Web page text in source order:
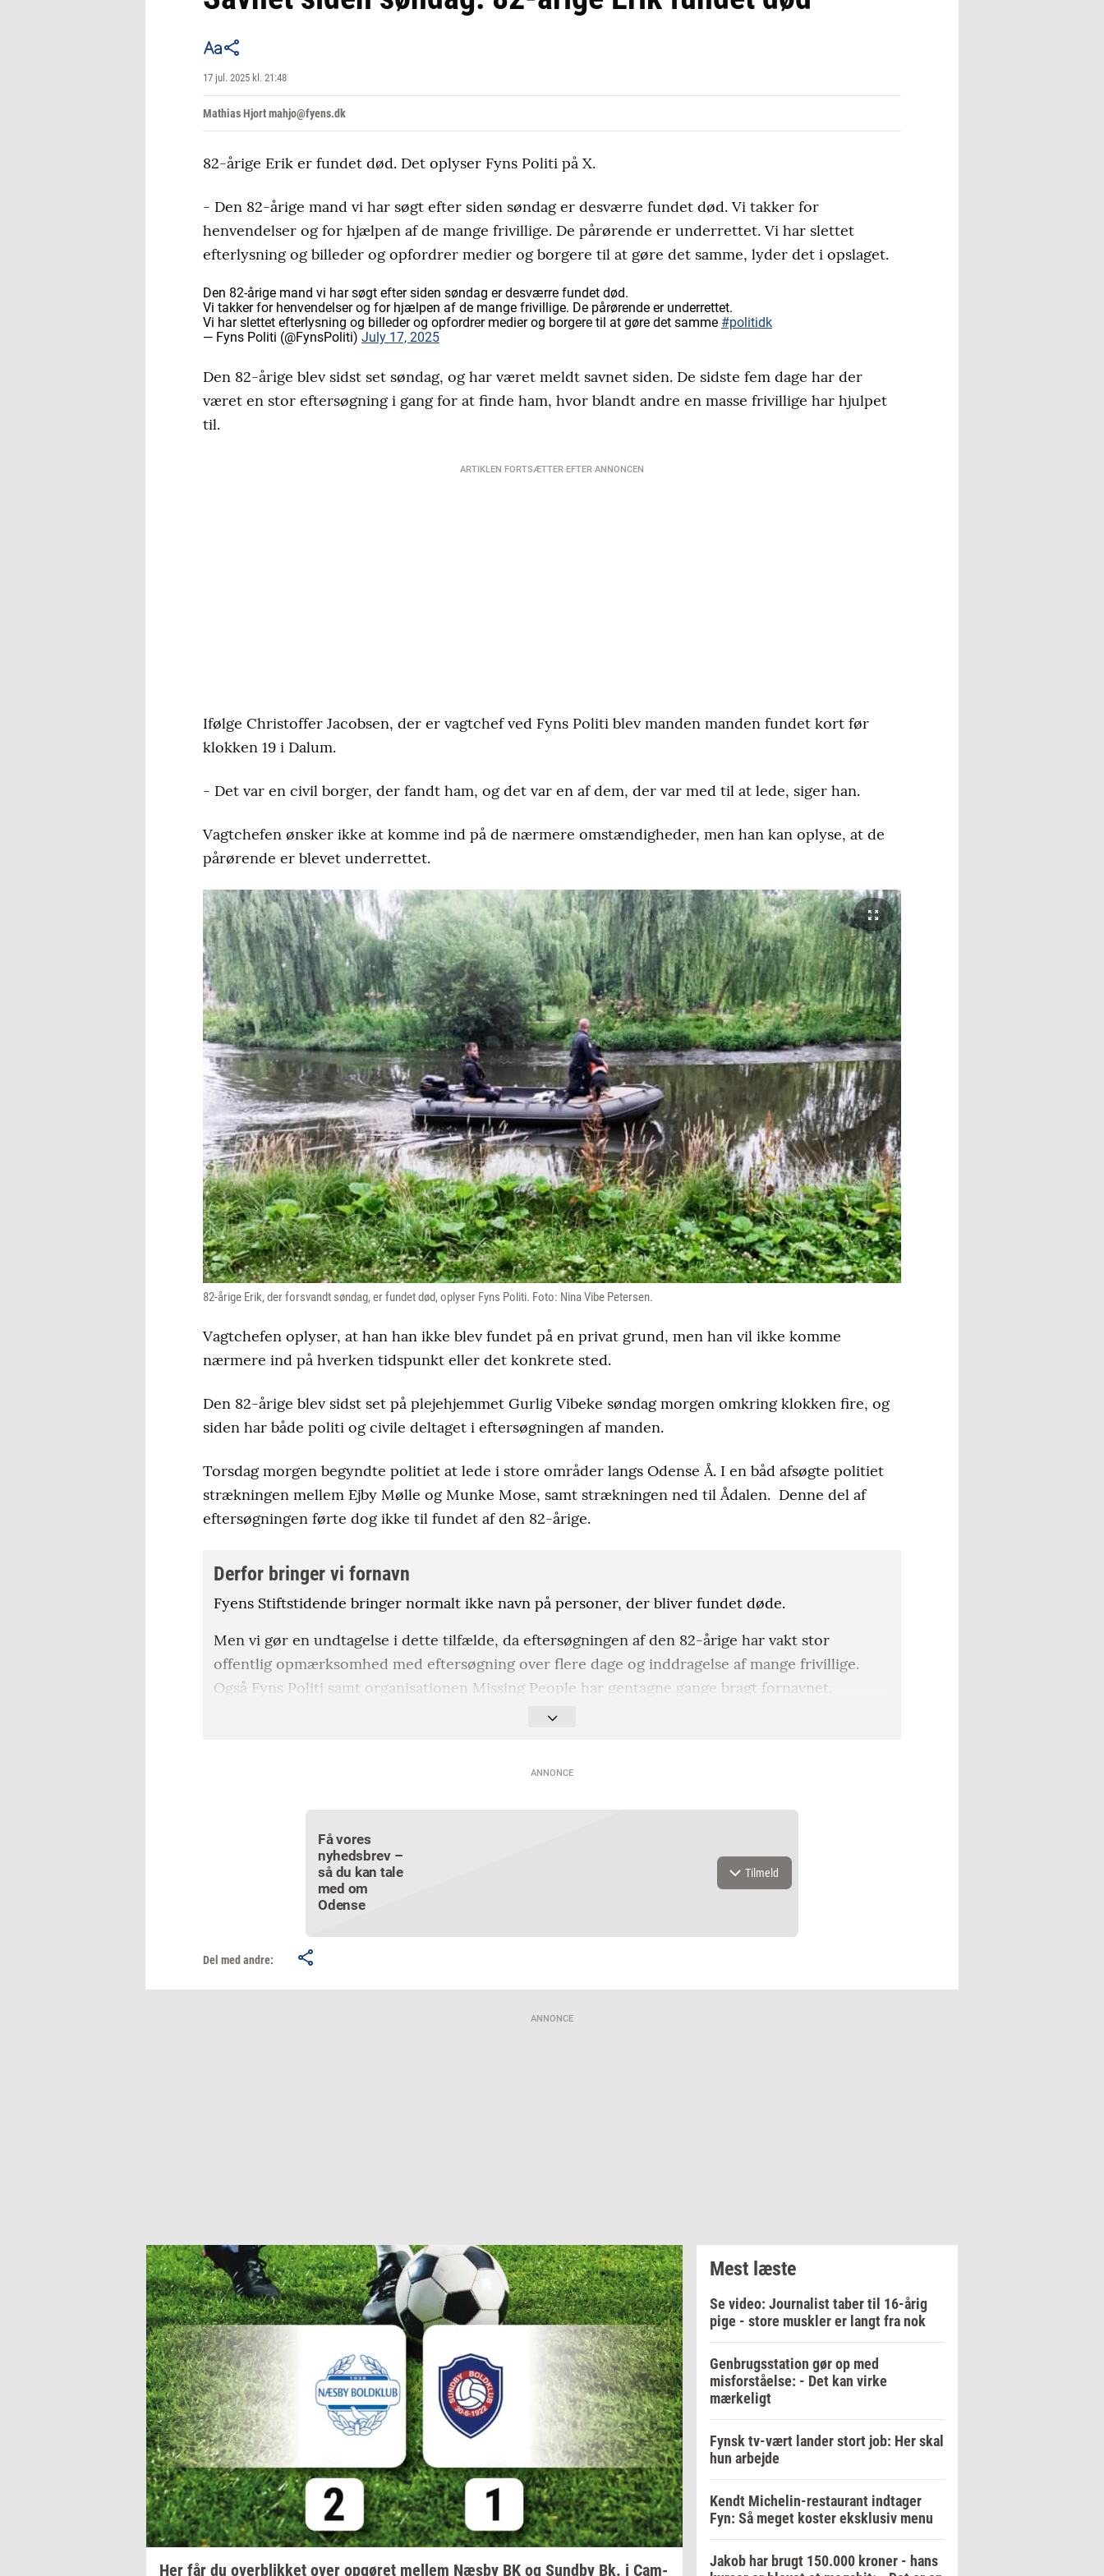
17 jul. 2025 kl. 21:48
Mathias Hjort mahjo@fyens.dk
82-årige Erik er fundet død. Det oplyser Fyns Politi på X.
- Den 82-årige mand vi har søgt efter siden søndag er desværre fundet død. Vi takker for
henvendelser og for hjælpen af de mange frivillige. De pårørende er underrettet. Vi har slettet
efterlysning og billeder og opfordrer medier og borgere til at gøre det samme, lyder det i opslaget.
Den 82-årige mand vi har søgt efter siden søndag er desværre fundet død.
Vi takker for henvendelser og for hjælpen af de mange frivillige. De pårørende er underrettet.
Vi har slettet efterlysning og billeder og opfordrer medier og borgere til at gøre det samme #politidk
— Fyns Politi (@FynsPoliti) July 17, 2025
Den 82-årige blev sidst set søndag, og har været meldt savnet siden. De sidste fem dage har der
været en stor eftersøgning i gang for at finde ham, hvor blandt andre en masse frivillige har hjulpet
til.
ARTIKLEN FORTSÆTTER EFTER ANNONCEN
Ifølge Christoffer Jacobsen, der er vagtchef ved Fyns Politi blev manden manden fundet kort før
klokken 19 i Dalum.
- Det var en civil borger, der fandt ham, og det var en af dem, der var med til at lede, siger han.
Vagtchefen ønsker ikke at komme ind på de nærmere omstændigheder, men han kan oplyse, at de
pårørende er blevet underrettet.
82-årige Erik, der forsvandt søndag, er fundet død, oplyser Fyns Politi. Foto: Nina Vibe Petersen.
Vagtchefen oplyser, at han han ikke blev fundet på en privat grund, men han vil ikke komme
nærmere ind på hverken tidspunkt eller det konkrete sted.
Den 82-årige blev sidst set på plejehjemmet Gurlig Vibeke søndag morgen omkring klokken fire, og
siden har både politi og civile deltaget i eftersøgningen af manden.
Torsdag morgen begyndte politiet at lede i store områder langs Odense Å. I en båd afsøgte politiet
strækningen mellem Ejby Mølle og Munke Mose, samt strækningen ned til Ådalen. Denne del af
eftersøgningen førte dog ikke til fundet af den 82-årige.
Derfor bringer vi fornavn
Fyens Stiftstidende bringer normalt ikke navn på personer, der bliver fundet døde.
Men vi gør en undtagelse i dette tilfælde, da eftersøgningen af den 82-årige har vakt stor
offentlig opmærksomhed med eftersøgning over flere dage og inddragelse af mange frivillige.
Også Fyns Politi samt organisationen Missing People har gentagne gange bragt fornavnet.
Desuden har den 82-åriges familie undervejs stået frem i offentligheden. Vi bringer kun
ANNONCE
Få vores
nyhedsbrev –
så du kan tale
med om
Odense
Tilmeld
Del med andre:
ANNONCE
Her får du over­blik­ket over op­gø­ret mel­lem Næsby BK og Sund­by Bk. i Cam­
Mest læste
Se video: Journalist taber til 16-årig
pige - store muskler er langt fra nok
Genbrugsstation gør op med
misforståelse: - Det kan virke
mærkeligt
Fynsk tv-vært lander stort job: Her skal
hun arbejde
Kendt Michelin-restaurant indtager
Fyn: Så meget koster eksklusiv menu
Jakob har brugt 150.000 kroner - hans